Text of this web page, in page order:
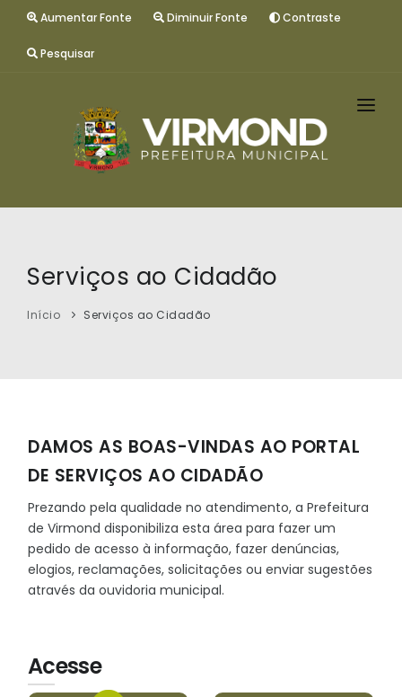
Aumentar Fonte Diminuir Fonte Contraste
Pesquisar
SERVIÇOS
CONTATO
Serviços ao Cidadão
Início Serviços ao Cidadão
DAMOS AS BOAS-VINDAS AO PORTAL
DE SERVIÇOS AO CIDADÃO
Prezando pela qualidade no atendimento, a Prefeitura
de Virmond disponibiliza esta área para fazer um
pedido de acesso à informação, fazer denúncias,
elogios, reclamações, solicitações ou enviar sugestões
através da ouvidoria municipal.
Acesse